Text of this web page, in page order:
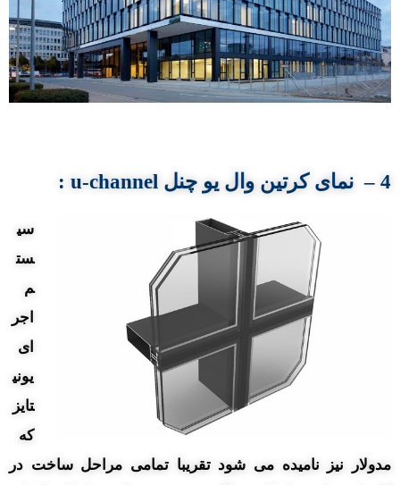
4 – نمای کرتین وال یو چنل u-channel
:
سی
ست
م
اجر
ای
یونی
تایز
که
مدولار نیز نامیده می شود تقریبا تمامی مراحل ساخت در